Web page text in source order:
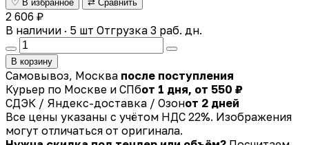
♡ В избранное ⇄ Сравнить
2 606 ₽
В наличии · 5 шт Отгрузка 3 раб. дн.
В корзину
Самовывоз, Москва после поступления
Курьер по Москве и СПбот 1 дня, от 550 ₽
СДЭК / Яндекс-доставка / Озонот 2 дней
Все цены указаны с учётом НДС 22%. Изображения
могут отличаться от оригинала.